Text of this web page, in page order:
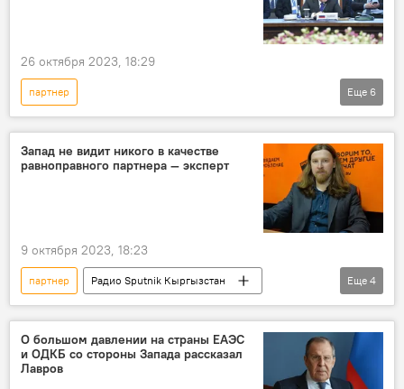
26 октября 2023, 18:29
партнер
Саммит премьер-министров стран СНГ в Бишкеке
Россия
Политика
экономика
Михаил Мишустин
союзники
Еще 6
Запад не видит никого в качестве
равноправного партнера — эксперт
9 октября 2023, 18:23
партнер
Радио Sputnik Кыргызстан
Россия
Владимир Путин
Политика
Запад
Еще 4
О большом давлении на страны ЕАЭС
и ОДКБ со стороны Запада рассказал
Лавров